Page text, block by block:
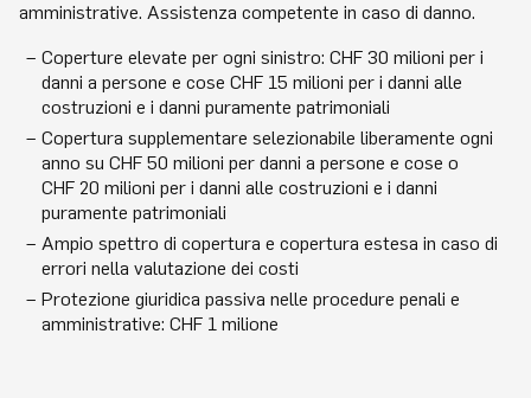
amministrative. Assistenza competente in caso di danno.
Coperture elevate per ogni sinistro: CHF 30 milioni per i
danni a persone e cose CHF 15 milioni per i danni alle
costruzioni e i danni puramente patrimoniali
Copertura supplementare selezionabile liberamente ogni
anno su CHF 50 milioni per danni a persone e cose o
CHF 20 milioni per i danni alle costruzioni e i danni
puramente patrimoniali
Ampio spettro di copertura e copertura estesa in caso di
errori nella valutazione dei costi
Protezione giuridica passiva nelle procedure penali e
amministrative: CHF 1 milione